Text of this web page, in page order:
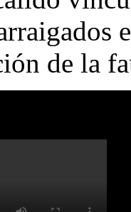
de la